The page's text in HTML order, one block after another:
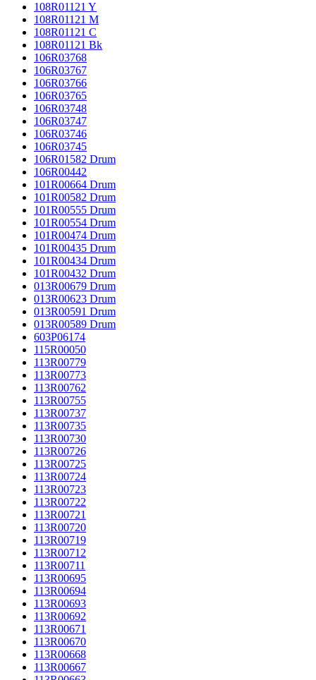
108R01121 Y
108R01121 M
108R01121 C
108R01121 Bk
106R03768
106R03767
106R03766
106R03765
106R03748
106R03747
106R03746
106R03745
106R01582 Drum
106R00442
101R00664 Drum
101R00582 Drum
101R00555 Drum
101R00554 Drum
101R00474 Drum
101R00435 Drum
101R00434 Drum
101R00432 Drum
013R00679 Drum
013R00623 Drum
013R00591 Drum
013R00589 Drum
603P06174
115R00050
113R00779
113R00773
113R00762
113R00755
113R00737
113R00735
113R00730
113R00726
113R00725
113R00724
113R00723
113R00722
113R00721
113R00720
113R00719
113R00712
113R00711
113R00695
113R00694
113R00693
113R00692
113R00671
113R00670
113R00668
113R00667